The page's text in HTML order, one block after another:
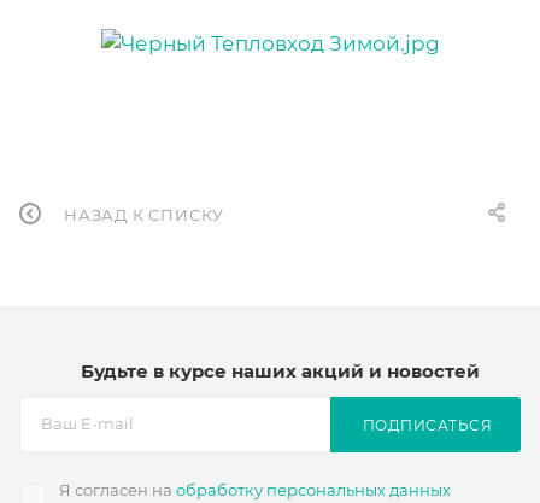
НАЗАД К СПИСКУ
Будьте в курсе наших акций и новостей
Я согласен на обработку персональных данных
ПОДПИСАТЬСЯ